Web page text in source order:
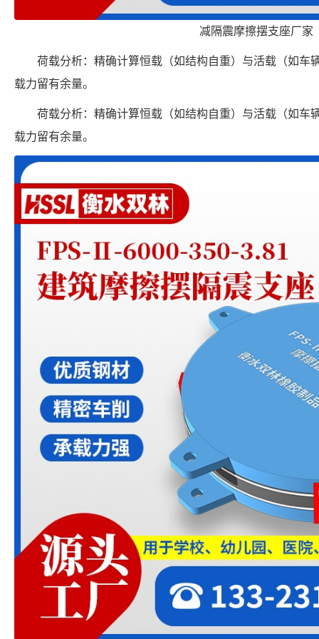
减隔震摩擦摆支座厂家
荷载分析：精确计算恒载（如结构自重）与活载（如车
载力留有余量。
荷载分析：精确计算恒载（如结构自重）与活载（如车
载力留有余量。